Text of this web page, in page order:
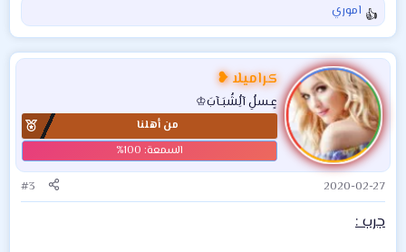
ا
ل
ت
ف
ا
ع
ل
ا
ت
:
اموري
كراميلا ❥
عٍـسلُِ آلُِشُبَـآبَ♔
من أهلنا
2020-02-27
#3
جرب :